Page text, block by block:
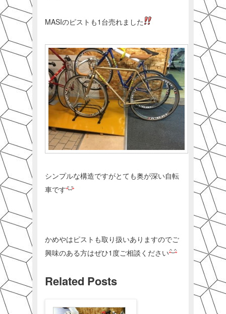
MASIのピストも1台売れました
シンプルな構造ですがとても奥が深い自転
車です
かめやはピストも取り扱いありますのでご
興味のある方はぜひ1度ご相談ください
Related Posts